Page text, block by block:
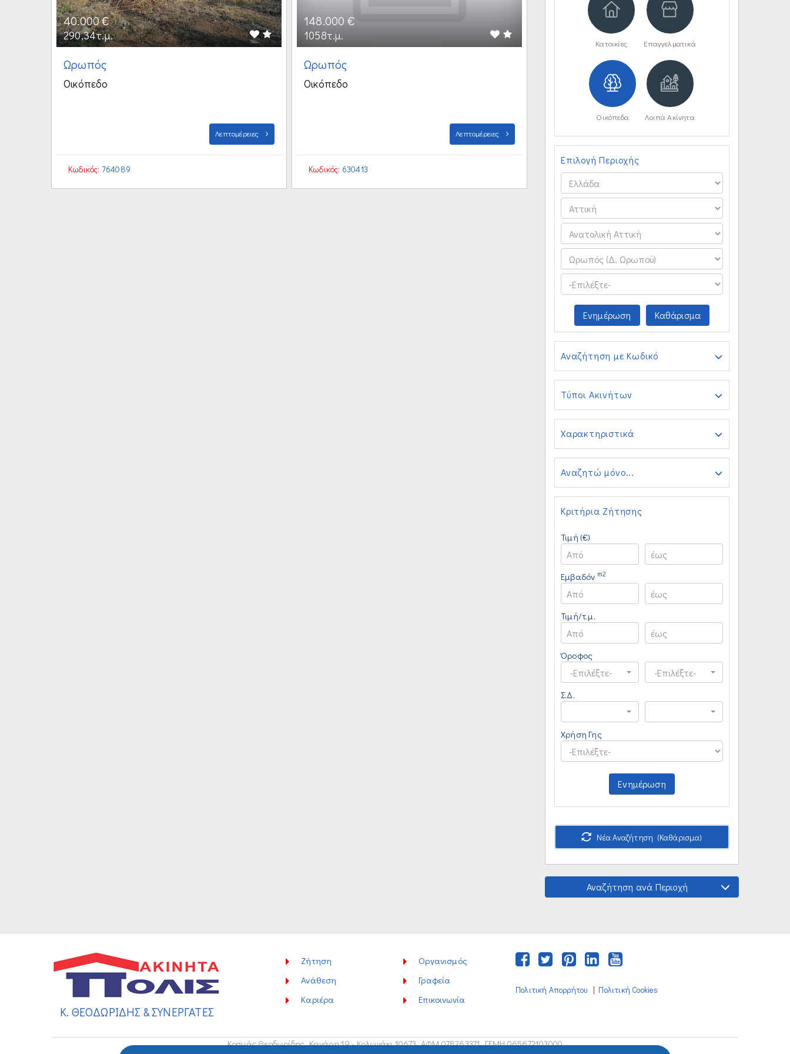
40.000 €
290,34τ.μ.
Ωρωπός
Οικόπεδο
Λεπτομέρειες
Κωδικός: 764089
148.000 €
1058τ.μ.
Ωρωπός
Οικόπεδο
Λεπτομέρειες
Κωδικός: 630413
Κατοικίες Επαγγελματικά
Οικόπεδα Λοιπά Ακίνητα
Επιλογή Περιοχής
Ενημέρωση Καθάρισμα
Αναζήτηση με Κωδικό
Τύποι Ακινήτων
Χαρακτηριστικά
Αναζητώ μόνο...
Κριτήρια Ζήτησης
Τιμή (€)
Εμβαδόν m2
Τιμή/τ.μ.
Όροφος
-Επιλέξτε- -Επιλέξτε-
Σ.Δ.
Χρήση Γης
Ενημέρωση
Νέα Αναζήτηση (Καθάρισμα)
Αναζήτηση ανά Περιοχή
Κ. ΘΕΟΔΩΡΙΔΗΣ & ΣΥΝΕΡΓΑΤΕΣ
Ζήτηση
Ανάθεση
Καριέρα
Οργανισμός
Γραφεία
Επικοινωνία
Πολιτική Απορρήτου | Πολιτική Cookies
Κοσμάς Θεοδωρίδης, Κανάρη 19 - Κολωνάκι 10673,ΑΦΜ 078263371, ΓΕΜΗ 065672103000